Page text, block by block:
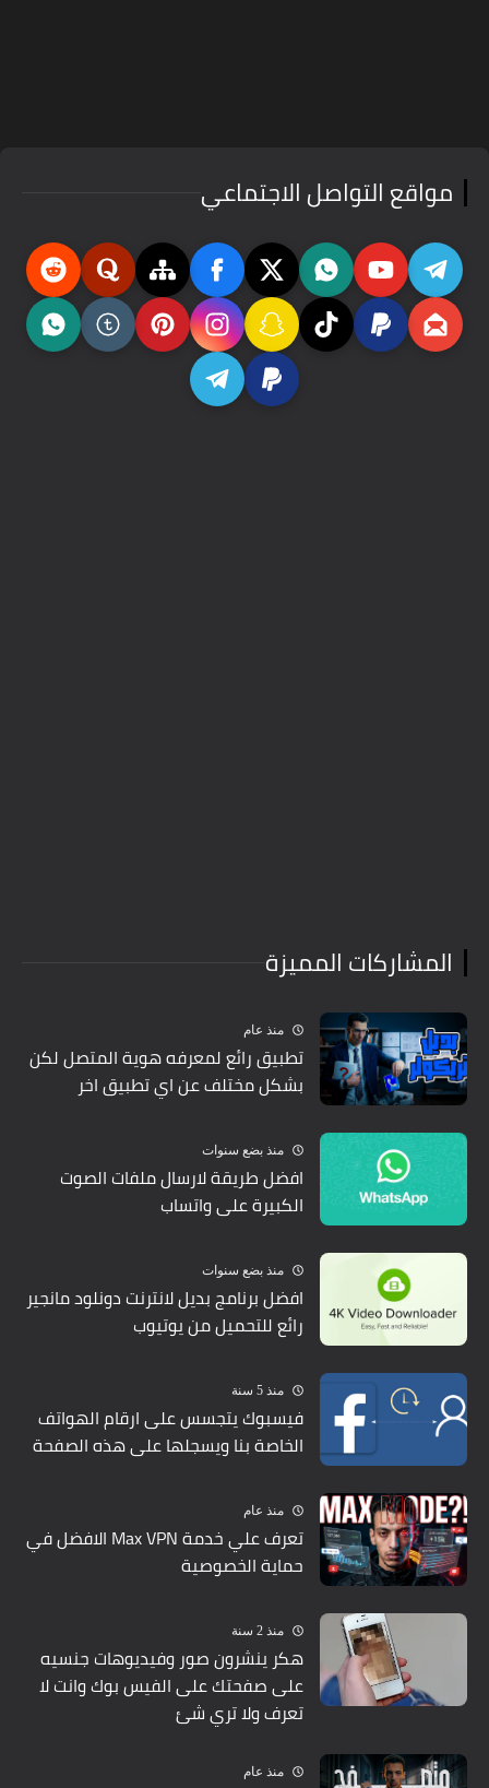
مواقع التواصل الاجتماعي
المشاركات المميزة
منذ عام
تطبيق رائع لمعرفه هوية المتصل لكن
بشكل مختلف عن اي تطبيق اخر
منذ بضع سنوات
افضل طريقة لارسال ملفات الصوت
الكبيرة على واتساب
منذ بضع سنوات
افضل برنامج بديل لانترنت دونلود مانجير
رائع للتحميل من يوتيوب
منذ 5 سنة
فيسبوك يتجسس على ارقام الهواتف
الخاصة بنا ويسجلها على هذه الصفحة
منذ عام
تعرف علي خدمة Max VPN الافضل في
حماية الخصوصية
منذ 2 سنة
هكر ينشرون صور وفيديوهات جنسيه
على صفحتك على الفيس بوك وانت لا
تعرف ولا تري شئ
منذ عام